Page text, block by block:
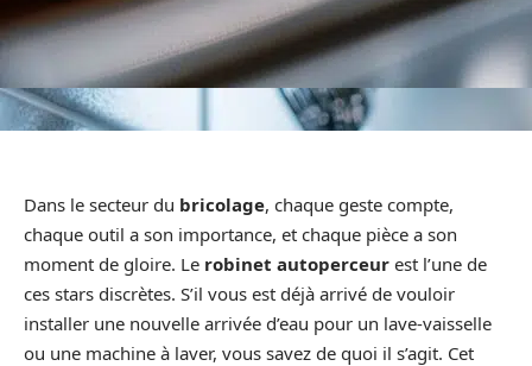
Dans le secteur du bricolage, chaque geste compte,
chaque outil a son importance, et chaque pièce a son
moment de gloire. Le robinet autoperceur est l’une de
ces stars discrètes. S’il vous est déjà arrivé de vouloir
installer une nouvelle arrivée d’eau pour un lave-vaisselle
ou une machine à laver, vous savez de quoi il s’agit. Cet